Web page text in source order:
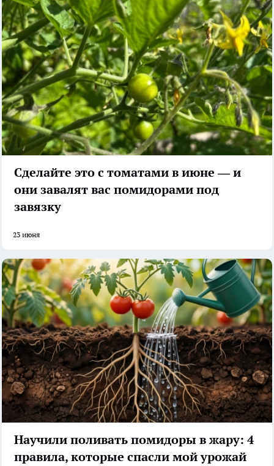
Сделайте это с томатами в июне — и
они завалят вас помидорами под
завязку
23 июня
Научили поливать помидоры в жару: 4
правила, которые спасли мой урожай